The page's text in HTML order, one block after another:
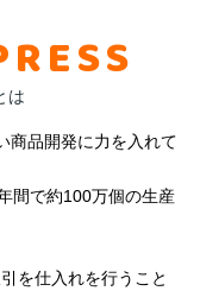
は
商品開発に力を入れて
間で約100万個の生産
を仕入れを行うこと